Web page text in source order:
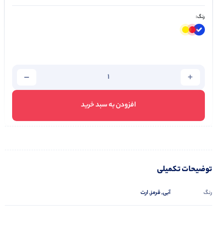
رنگ:
افزودن به سبد خرید
توضیحات تکمیلی
رنگ آبی, قرمز, ارت